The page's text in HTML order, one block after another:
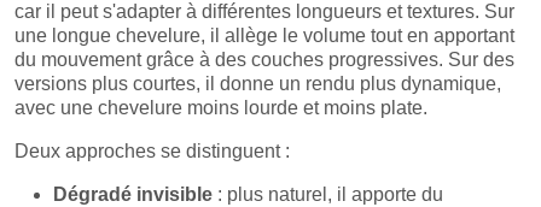
car il peut s'adapter à différentes longueurs et textures. Sur
une longue chevelure, il allège le volume tout en apportant
du mouvement grâce à des couches progressives. Sur des
versions plus courtes, il donne un rendu plus dynamique,
avec une chevelure moins lourde et moins plate.
Deux approches se distinguent :
Dégradé invisible : plus naturel, il apporte du